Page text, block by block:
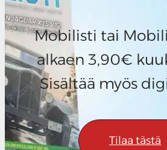
Mobilisti tai
alkaen 3,90€
Sisältää myös
Tilaa tästä